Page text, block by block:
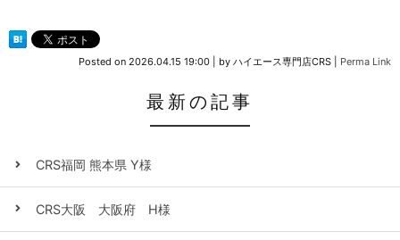
Posted on 2026.04.15 19:00 by ハイエース専門店CRS Perma Link
最新の記事
CRS福岡 熊本県 Y様
CRS大阪 大阪府 H様